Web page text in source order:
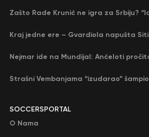
SOCCERSPORTAL
O Nama